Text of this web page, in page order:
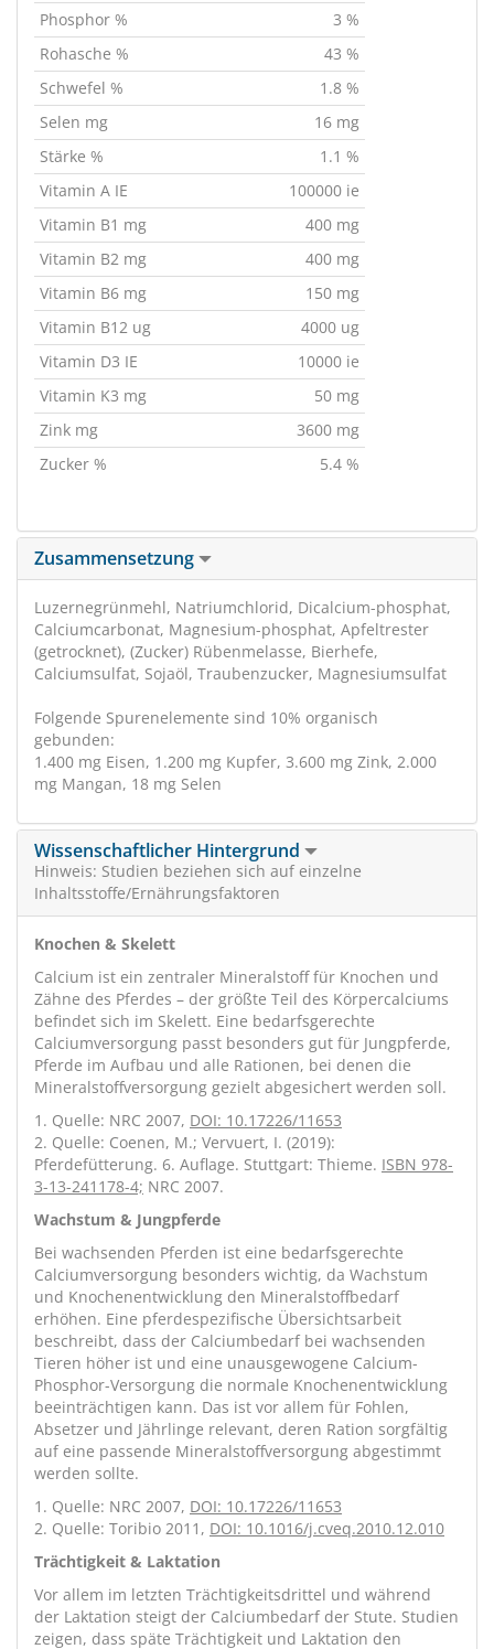
Phosphor %
3 %
Rohasche %
43 %
Schwefel %
1.8 %
Selen mg
16 mg
Stärke %
1.1 %
Vitamin A IE
100000 ie
Vitamin B1 mg
400 mg
Vitamin B2 mg
400 mg
Vitamin B6 mg
150 mg
Vitamin B12 ug
4000 ug
Vitamin D3 IE
10000 ie
Vitamin K3 mg
50 mg
Zink mg
3600 mg
Zucker %
5.4 %
Zusammensetzung
Luzernegrünmehl, Natriumchlorid, Dicalcium-phosphat,
Calciumcarbonat, Magnesium-phosphat, Apfeltrester
(getrocknet), (Zucker) Rübenmelasse, Bierhefe,
Calciumsulfat, Sojaöl, Traubenzucker, Magnesiumsulfat
Folgende Spurenelemente sind 10% organisch
gebunden:
1.400 mg Eisen, 1.200 mg Kupfer, 3.600 mg Zink, 2.000
mg Mangan, 18 mg Selen
Wissenschaftlicher Hintergrund
Hinweis: Studien beziehen sich auf einzelne
Inhaltsstoffe/Ernährungsfaktoren
Knochen & Skelett
Calcium ist ein zentraler Mineralstoff für Knochen und
Zähne des Pferdes – der größte Teil des Körpercalciums
befindet sich im Skelett. Eine bedarfsgerechte
Calciumversorgung passt besonders gut für Jungpferde,
Pferde im Aufbau und alle Rationen, bei denen die
Mineralstoffversorgung gezielt abgesichert werden soll.
1. Quelle: NRC 2007, DOI: 10.17226/11653
2. Quelle: Coenen, M.; Vervuert, I. (2019):
Pferdefütterung. 6. Auflage. Stuttgart: Thieme. ISBN 978-
3-13-241178-4; NRC 2007.
Wachstum & Jungpferde
Bei wachsenden Pferden ist eine bedarfsgerechte
Calciumversorgung besonders wichtig, da Wachstum
und Knochenentwicklung den Mineralstoffbedarf
erhöhen. Eine pferdespezifische Übersichtsarbeit
beschreibt, dass der Calciumbedarf bei wachsenden
Tieren höher ist und eine unausgewogene Calcium-
Phosphor-Versorgung die normale Knochenentwicklung
beeinträchtigen kann. Das ist vor allem für Fohlen,
Absetzer und Jährlinge relevant, deren Ration sorgfältig
auf eine passende Mineralstoffversorgung abgestimmt
werden sollte.
1. Quelle: NRC 2007, DOI: 10.17226/11653
2. Quelle: Toribio 2011, DOI: 10.1016/j.cveq.2010.12.010
Trächtigkeit & Laktation
Vor allem im letzten Trächtigkeitsdrittel und während
der Laktation steigt der Calciumbedarf der Stute. Studien
zeigen, dass späte Trächtigkeit und Laktation den